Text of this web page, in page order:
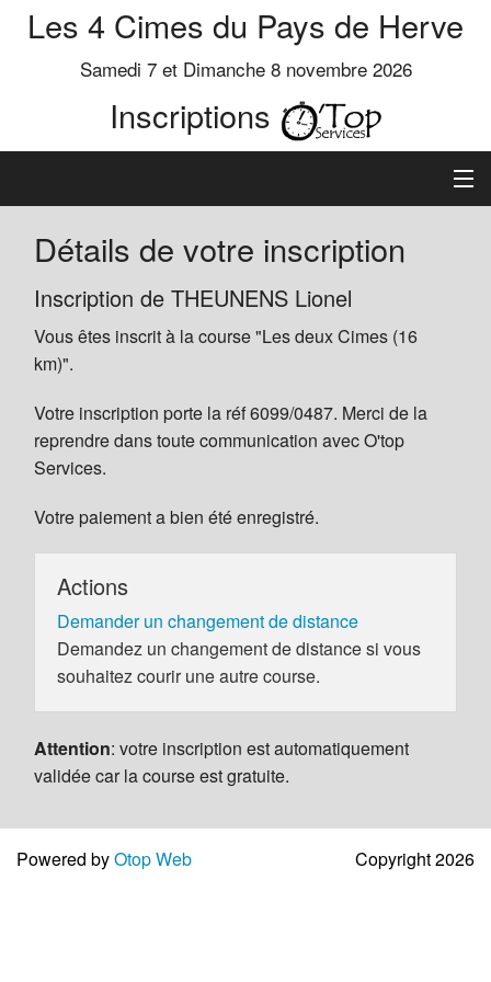
Les 4 Cimes du Pays de Herve
Samedi 7 et Dimanche 8 novembre 2026
Inscriptions
Inscription
Préinscrits
Informations
Détails de votre inscription
Inscription de THEUNENS Lionel
Vous êtes inscrit à la course "Les deux Cimes (16
km)".
Votre inscription porte la réf 6099/0487. Merci de la
reprendre dans toute communication avec O'top
Services.
Votre paiement a bien été enregistré.
Actions
Demander un changement de distance
Demandez un changement de distance si vous
souhaitez courir une autre course.
Attention: votre inscription est automatiquement
validée car la course est gratuite.
Powered byOtop Web Copyright 2026